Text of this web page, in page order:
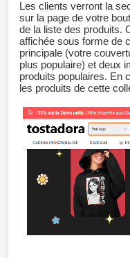
Les clients verront la
sur la page de votre
de la liste des produits.
affichée sous forme de
principale (votre
plus populaire) et deux
produits populaires. En
les produits de cette